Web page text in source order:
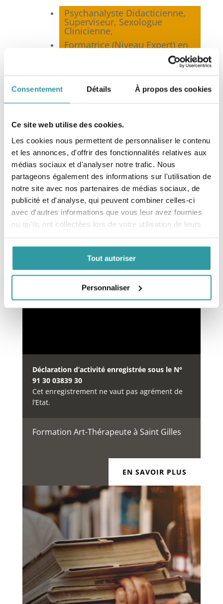
Consentement Détails À propos des cookies
Ce site web utilise des cookies.
Les cookies nous permettent de personnaliser le contenu
et les annonces, d'offrir des fonctionnalités relatives aux
médias sociaux et d'analyser notre trafic. Nous
partageons également des informations sur l'utilisation de
notre site avec nos partenaires de médias sociaux, de
publicité et d'analyse, qui peuvent combiner celles-ci
avec d'autres informations que vous leur avez fournies
ou qu'ils ont collectées lors de votre utilisation de leurs
Tout autoriser
Personnaliser
Psychanalyste Didacticienne,
Superviseur, Sexologue
Clinicienne,
Formatrice (Niveau Expert) en
Nationale de Psychanalyse
(FNP)*, Marseille,
de Psychanalyse
Membre du Syndicat National
des Sexologues Cliniciens
(SNSC), Toulouse,
Membre de la Société
Française de Sexologie
Clinique (SFSC), Paris.
Financement des formations
répertoireDataDock
depuis le 15/05/2019 sous lenuméro 0064234.
Déclaration d’activité enregistrée sous le N°
91 30 03839 30
Cet enregistrement ne vaut pas agrément de
l’Etat.
Formation Art-Thérapeute à Saint Gilles
EN SAVOIR PLUS